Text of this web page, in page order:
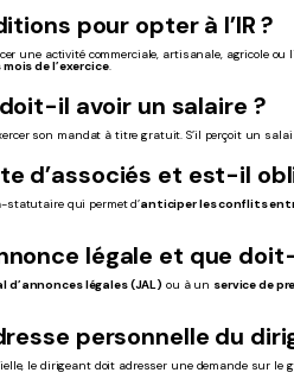
pour opter à l’IR ?
une activité commerciale, artisanale, agricole
de l’exercice.
il avoir un salaire ?
son mandat à titre gratuit. S’il perçoit un
d’associés et est-il
statutaire qui permet d’anticiper les conflits
légale et que
d’annonces légales (JAL) ou à un service de
personnelle du
le dirigeant doit adresser une demande sur le